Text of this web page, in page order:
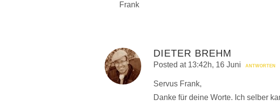
Frank
DIETER BREHM
Posted at 13:42h, 16 Juni ANTWORTEN
Servus Frank,
Danke für deine Worte. Ich selber